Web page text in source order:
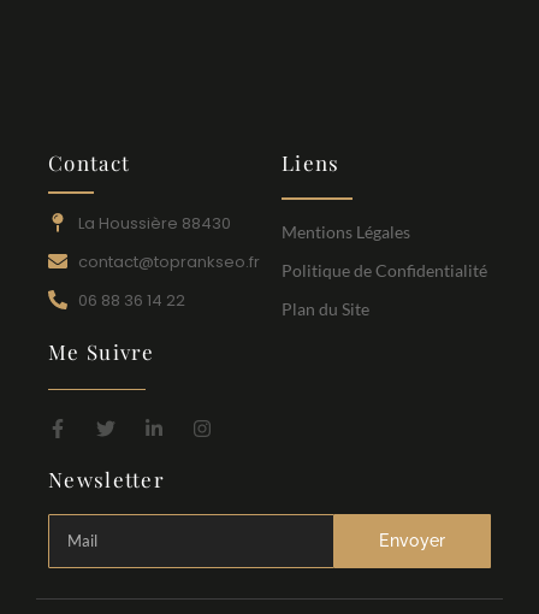
Contact
La Houssière 88430
contact@toprankseo.fr
06 88 36 14 22
Liens
Mentions Légales
Politique de Confidentialité
Plan du Site
Me Suivre
Newsletter
Envoyer